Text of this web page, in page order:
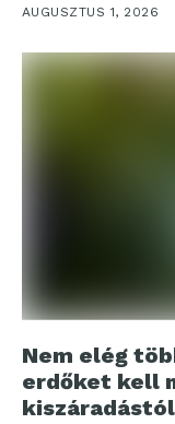
AUGUSZTUS 1, 2026
Nem elég
erdőket kell
kiszáradástól